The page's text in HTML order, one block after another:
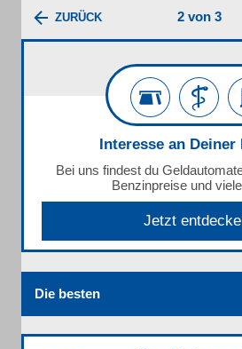
ZURÜCK 2 von 3
Interesse an Deiner
Bei uns findest du
Benzinpreise und
Jetzt
Die besten